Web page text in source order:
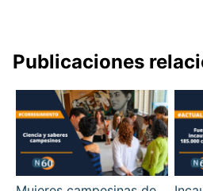
Publicaciones